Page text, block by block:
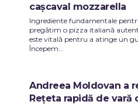
cașcaval mozzarella
Ingrediente fundamentale
pregătim o pizza italiană
este vitală pentru a atinge un
Începem...
Andreea Moldovan a
Rețeta rapidă de vară